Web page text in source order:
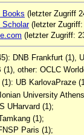
Books (letzter Zugriff
Scholar(letzter Zugriff:
(letzter Zugriff:
DNB Frankfurt (1),
(1), other: OCLC
(1): UB KarlovaPraze
University
UHarvard (1);
(1);
Paris (1);